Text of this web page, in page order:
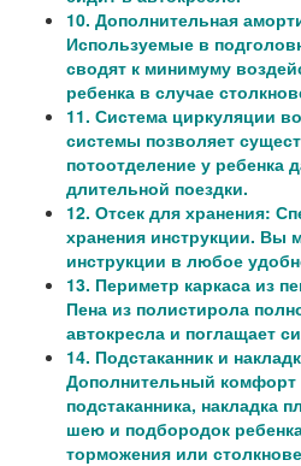
10. Дополнительная
Используемые в
сводят к минимуму
ребенка в случае
11. Система циркуляции
системы позволяет
потоотделение у ребенка
длительной поездки.
12. Отсек для хранения:
хранения инструкции. Вы
инструкции в любое
13. Периметр каркаса из
Пена из полистирола
автокресла и поглащает
14. Подстаканник и
Дополнительный комфорт
подстаканника, накладка
шею и подбородок
торможения или